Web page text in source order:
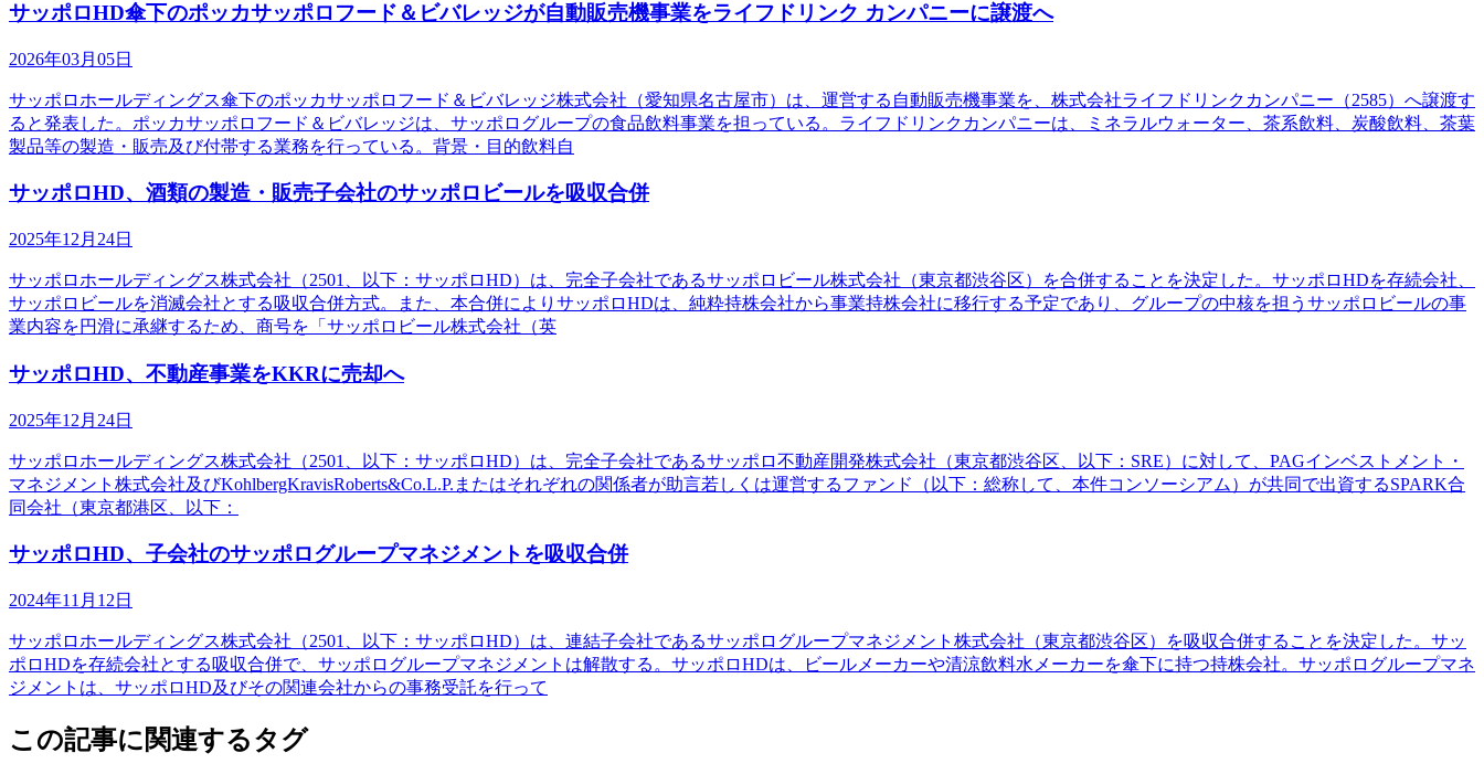
サッポロHD傘下のポッカサッポロフード＆ビバレッジが自動販売機事業をライフドリンク カンパニーに譲渡へ
2026年03月05日
サッポロホールディングス傘下のポッカサッポロフード＆ビバレッジ株式会社（愛知県名古屋市）は、運営する自動販売機事業を、株式会社ライフドリンクカンパニー（2585）へ譲渡す
ると発表した。ポッカサッポロフード＆ビバレッジは、サッポログループの食品飲料事業を担っている。ライフドリンクカンパニーは、ミネラルウォーター、茶系飲料、炭酸飲料、茶葉
製品等の製造・販売及び付帯する業務を行っている。背景・目的飲料自
サッポロHD、酒類の製造・販売子会社のサッポロビールを吸収合併
2025年12月24日
サッポロホールディングス株式会社（2501、以下：サッポロHD）は、完全子会社であるサッポロビール株式会社（東京都渋谷区）を合併することを決定した。サッポロHDを存続会社、
サッポロビールを消滅会社とする吸収合併方式。また、本合併によりサッポロHDは、純粋持株会社から事業持株会社に移行する予定であり、グループの中核を担うサッポロビールの事
業内容を円滑に承継するため、商号を「サッポロビール株式会社（英
サッポロHD、不動産事業をKKRに売却へ
2025年12月24日
サッポロホールディングス株式会社（2501、以下：サッポロHD）は、完全子会社であるサッポロ不動産開発株式会社（東京都渋谷区、以下：SRE）に対して、PAGインベストメント・
マネジメント株式会社及びKohlbergKravisRoberts&Co.L.P.またはそれぞれの関係者が助言若しくは運営するファンド（以下：総称して、本件コンソーシアム）が共同で出資するSPARK合
同会社（東京都港区、以下：
サッポロHD、子会社のサッポログループマネジメントを吸収合併
2024年11月12日
サッポロホールディングス株式会社（2501、以下：サッポロHD）は、連結子会社であるサッポログループマネジメント株式会社（東京都渋谷区）を吸収合併することを決定した。サッ
ポロHDを存続会社とする吸収合併で、サッポログループマネジメントは解散する。サッポロHDは、ビールメーカーや清涼飲料水メーカーを傘下に持つ持株会社。サッポログループマネ
ジメントは、サッポロHD及びその関連会社からの事務受託を行って
この記事に関連するタグ